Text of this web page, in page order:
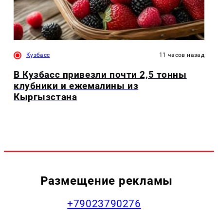
Кузбасс 11 часов назад
В Кузбасс привезли почти 2,5 тонны
клубники и ежемалины из
Кыргызстана
Размещение рекламы
+79023790276